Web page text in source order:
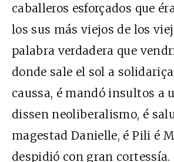
caballeros esforçados que
los sus más viejos de los
palabra verdadera que
donde sale el sol a
caussa, é mandó insultos a
dissen neoliberalismo, é
magestad Danielle, é Pili é
despidió con gran cortessía.